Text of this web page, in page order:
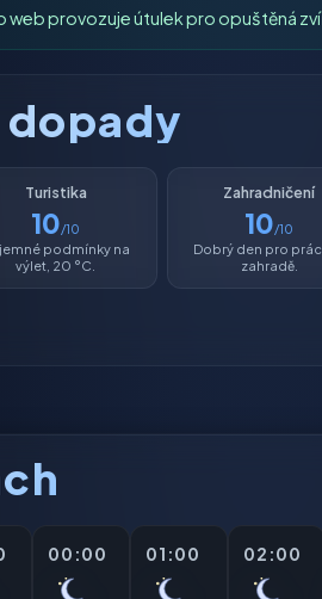
web provozuje útulek pro opuštěná
Turistika
10/10
podmínky na
výlet, 20 °C.
Zahradničení
10/10
Dobrý den pro
zahradě.
00:00 01:00 02:00